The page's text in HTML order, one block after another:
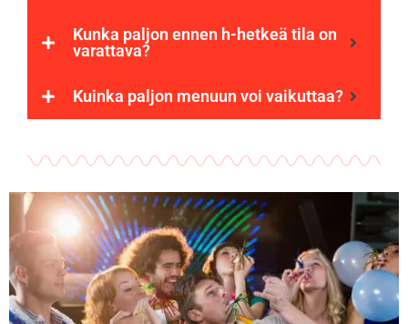
Kunka paljon ennen h-hetkeä tila on
varattava?
Kuinka paljon menuun voi vaikuttaa?